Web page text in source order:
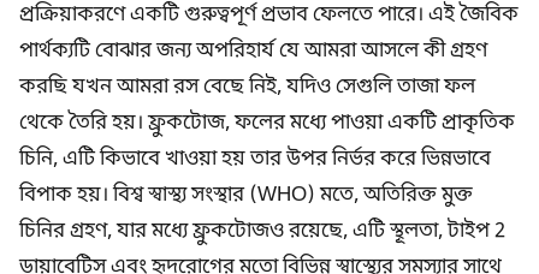
প্রক্রিয়াকরণে একটি গুরুত্বপূর্ণ প্রভাব ফেলতে পারে। এই জৈবিক
পার্থক্যটি বোঝার জন্য অপরিহার্য যে আমরা আসলে কী গ্রহণ
করছি যখন আমরা রস বেছে নিই, যদিও সেগুলি তাজা ফল
থেকে তৈরি হয়। ফ্রুকটোজ, ফলের মধ্যে পাওয়া একটি প্রাকৃতিক
চিনি, এটি কিভাবে খাওয়া হয় তার উপর নির্ভর করে ভিন্নভাবে
বিপাক হয়। বিশ্ব স্বাস্থ্য সংস্থার (WHO) মতে, অতিরিক্ত মুক্ত
চিনির গ্রহণ, যার মধ্যে ফ্রুকটোজও রয়েছে, এটি স্থূলতা, টাইপ 2
ডায়াবেটিস এবং হৃদরোগের মতো বিভিন্ন স্বাস্থ্যের সমস্যার সাথে